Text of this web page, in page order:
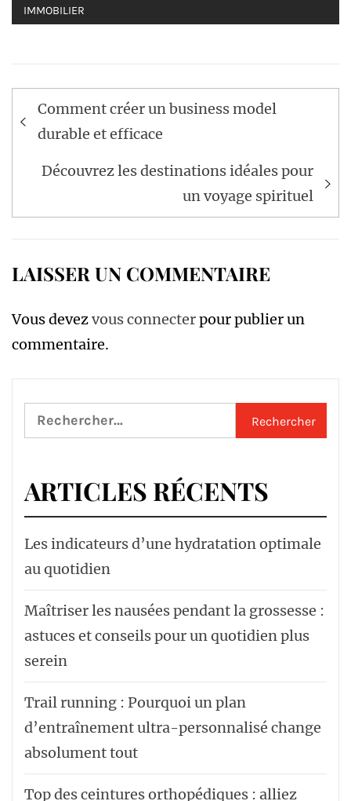
IMMOBILIER
Navigation
de
Comment créer un business model
durable et efficace
Découvrez les destinations idéales pour
un voyage spirituel
LAISSER UN COMMENTAIRE
Vous devezvous connecterpour publier un
commentaire.
Rechercher :
ARTICLES RÉCENTS
Les indicateurs d’une hydratation optimale
au quotidien
Maîtriser les nausées pendant la grossesse :
astuces et conseils pour un quotidien plus
serein
Trail running : Pourquoi un plan
d’entraînement ultra-personnalisé change
absolument tout
Top des ceintures orthopédiques : alliez